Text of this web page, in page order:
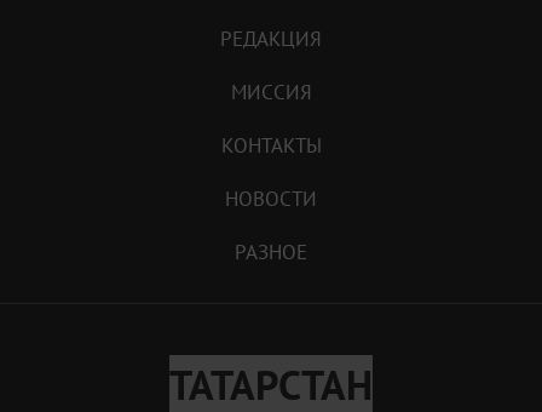
РЕДАКЦИЯ
МИССИЯ
КОНТАКТЫ
НОВОСТИ
РАЗНОЕ
ТАТАРСТАН